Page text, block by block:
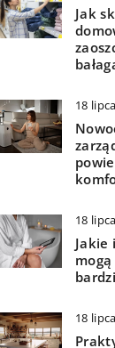
Jak
18
18
Jakie
18